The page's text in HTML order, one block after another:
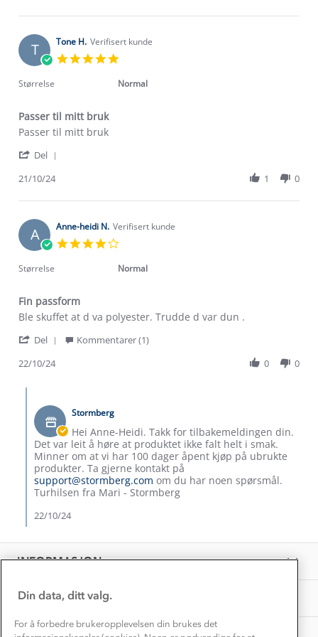
Oct
Venke
on
24
Oct
T Tone H. Verifisert kunde
rating
Størrelse Normal
Passer til mitt bruk
Review
Tone
on
Oct
review
Passer
mitt
Passer til mitt bruk
Del
Tone
on
21
Oct
21/10/24 1 0
A Anne-heidi N. Verifisert kunde
rating
Størrelse Normal
Fin passform
Review
Anne-
N.
22
2024
review
Fin
Ble skuffet at d va polyester. Trudde d var dun .
Del
N.
on
22
Oct
2024
Kommentarer (1)
22/10/24
0 0
Butikkeier
on
Review
by
Anne-
heidi
N.
22
Oct
Stormberg
Hei Anne-Heidi. Takk for tilbakemeldingen din.
Det var leit å høre at produktet ikke falt helt i smak.
Minner om at vi har 100 dager åpent kjøp på ubrukte
produkter. Ta gjerne kontakt på
support@stormberg.com om du har noen spørsmål.
Turhilsen fra Mari - Stormberg
22/10/24
INFORMASJON
Kontakt oss
Konkurransevinnere
Kundeklubb
Våre butikker
Bedrift, barnehage og SFO
Presse
OM OSS
Om Stormberg
Etisk handel
Dyreetikk
1% til samfunnet
Inkludering
Materialer
Personvern
Samarbeide med oss?
Trelagsprinsippet barn
Dette trenger du til barnehagen
Gravidklær
Hvordan velge riktig turtøy?
Store størrelser
Turmat oppskrifter
Beredskap
Norgesferie 🇳🇴
Få turinspirasjon og tips her⛰
Overnatte utendørs⛺
Leirskole 🥾
Barnehageansatt
Din data, ditt valg.
For å forbedre brukeropplevelsen din brukes det